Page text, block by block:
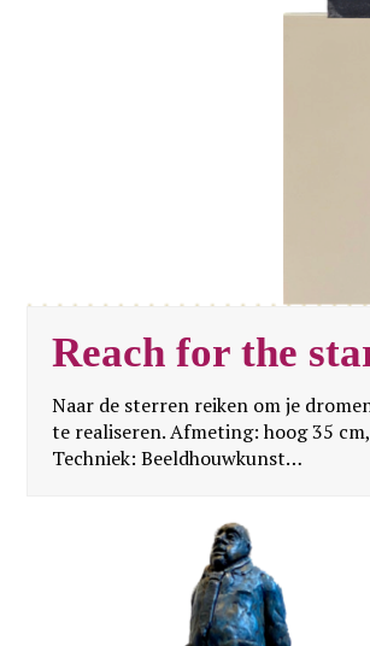
Reach for the
Naar de sterren reiken om je
te realiseren. Afmeting: hoog 35
Techniek: Beeldhouwkunst…